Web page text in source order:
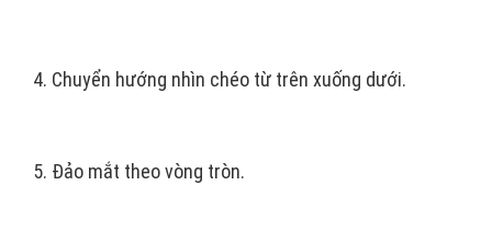
4. Chuyển hướng nhìn chéo từ trên xuống dưới.
5. Đảo mắt theo vòng tròn.